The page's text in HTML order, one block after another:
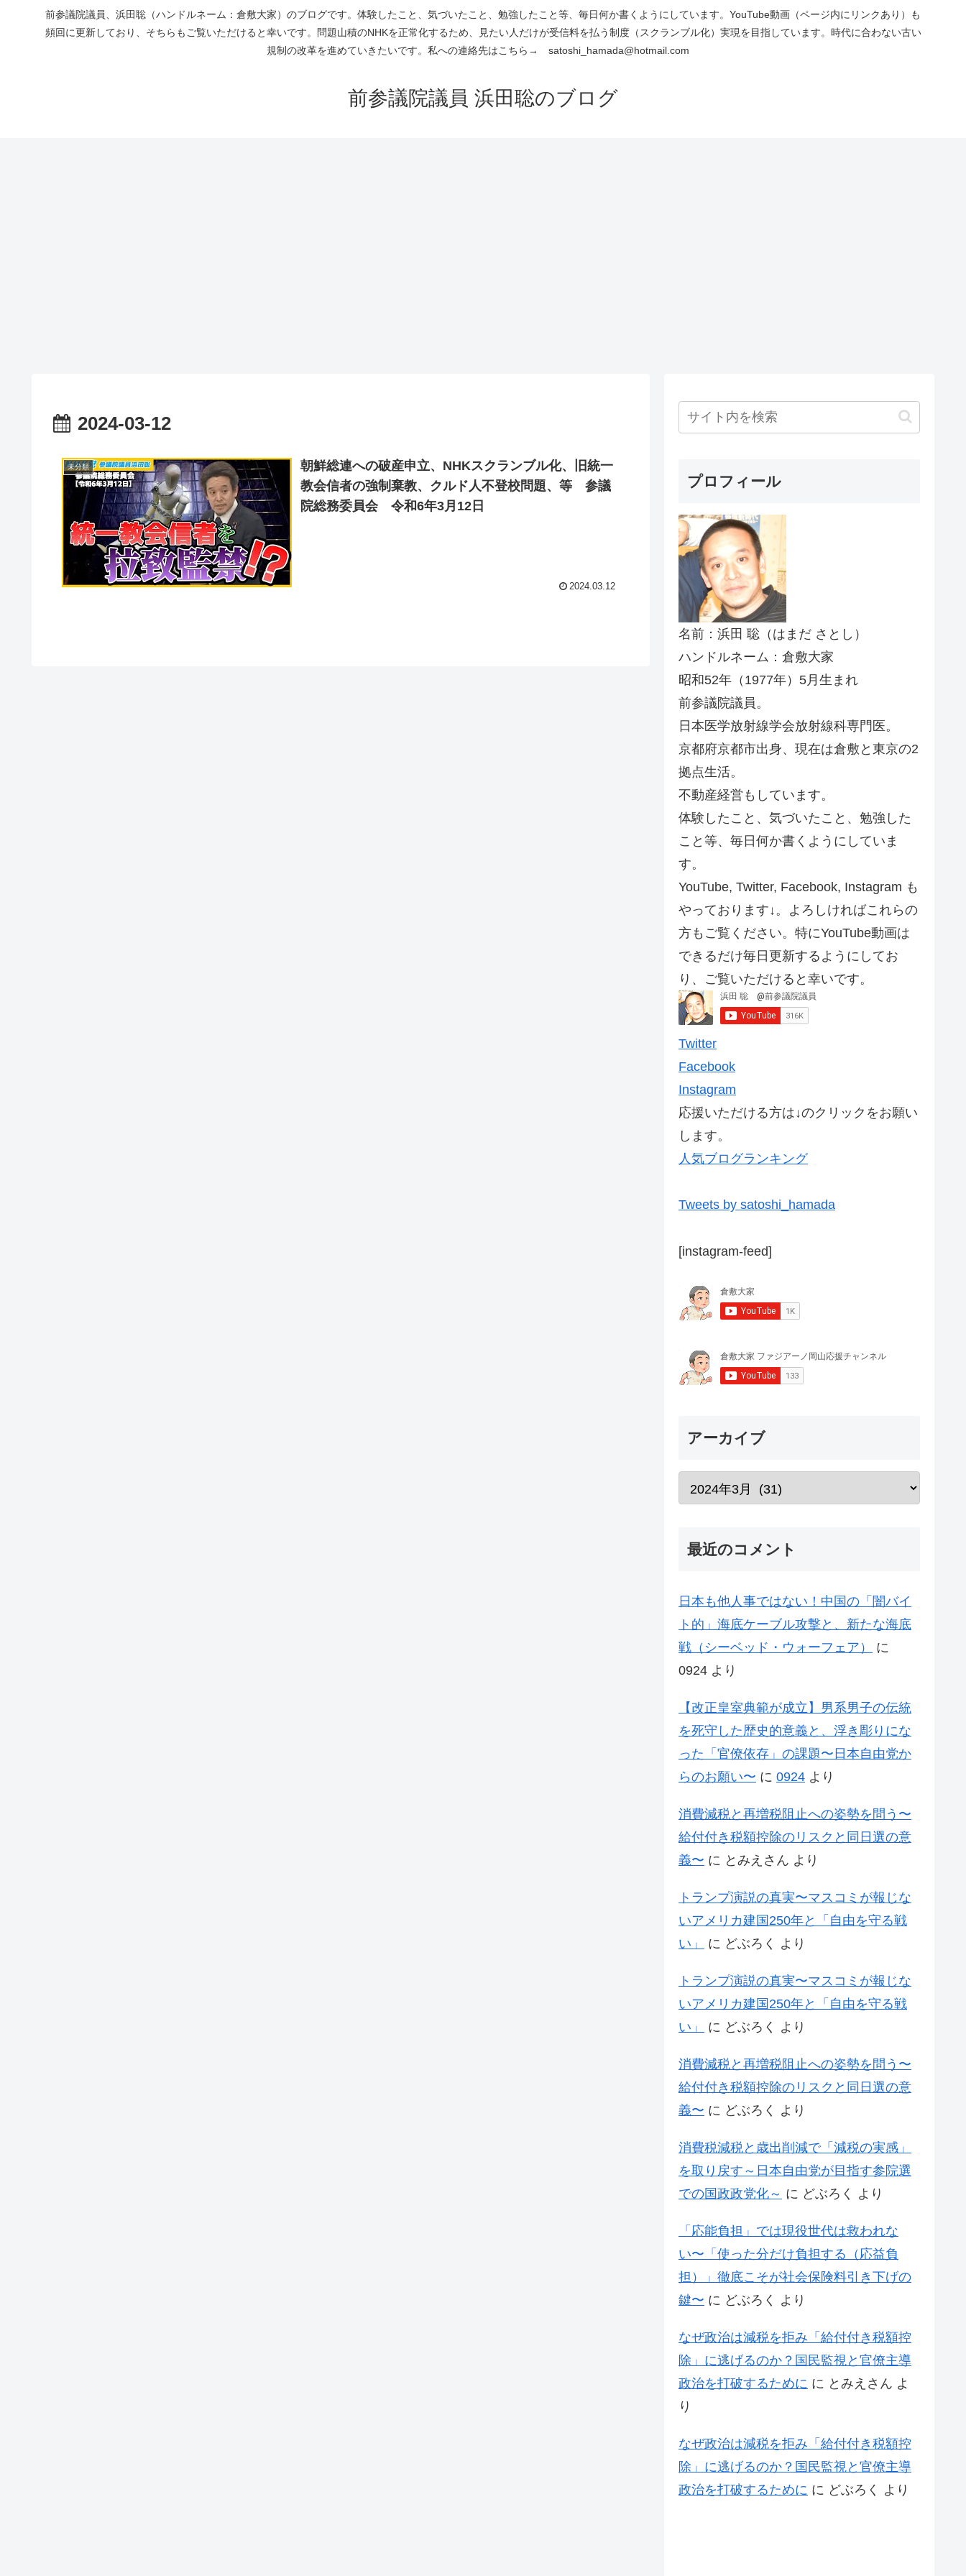
前参議院議員、浜田聡（ハンドルネーム：倉敷大家）のブログです。体験したこと、気づいたこと、勉強したこと等、毎日何か書くようにしています。YouTube動画（ページ内にリンクあり）も
頻回に更新しており、そちらもご覧いただけると幸いです。問題山積のNHKを正常化するため、見たい人だけが受信料を払う制度（スクランブル化）実現を目指しています。時代に合わない古い
規制の改革を進めていきたいです。私への連絡先はこちら→ satoshi_hamada@hotmail.com
前参議院議員 浜田聡のブログ
2024-03-12
未分類
朝鮮総連への破産申立、NHKスクランブル化、旧統一
教会信者の強制棄教、クルド人不登校問題、等 参議
院総務委員会 令和6年3月12日
2024.03.12
プロフィール
名前：浜田 聡（はまだ さとし）
ハンドルネーム：倉敷大家
昭和52年（1977年）5月生まれ
前参議院議員。
日本医学放射線学会放射線科専門医。
京都府京都市出身、現在は倉敷と東京の2
拠点生活。
不動産経営もしています。
体験したこと、気づいたこと、勉強した
こと等、毎日何か書くようにしていま
す。
YouTube, Twitter, Facebook, Instagram も
やっております↓。よろしければこれらの
方もご覧ください。特にYouTube動画は
できるだけ毎日更新するようにしてお
り、ご覧いただけると幸いです。
Twitter
Facebook
Instagram
応援いただける方は↓のクリックをお願い
します。
人気ブログランキング
Tweets by satoshi_hamada
[instagram-feed]
アーカイブ
最近のコメント
日本も他人事ではない！中国の「闇バイ
ト的」海底ケーブル攻撃と、新たな海底
戦（シーベッド・ウォーフェア）
に
0924 より
【改正皇室典範が成立】男系男子の伝統
を死守した歴史的意義と、浮き彫りにな
った「官僚依存」の課題〜日本自由党か
らのお願い〜 に 0924 より
消費減税と再増税阻止への姿勢を問う〜
給付付き税額控除のリスクと同日選の意
義〜 に とみえさん より
トランプ演説の真実〜マスコミが報じな
いアメリカ建国250年と「自由を守る戦
い」
に どぶろく より
トランプ演説の真実〜マスコミが報じな
いアメリカ建国250年と「自由を守る戦
い」
に どぶろく より
消費減税と再増税阻止への姿勢を問う〜
給付付き税額控除のリスクと同日選の意
義〜 に どぶろく より
消費税減税と歳出削減で「減税の実感」
を取り戻す～日本自由党が目指す参院選
での国政政党化～ に どぶろく より
「応能負担」では現役世代は救われな
い〜「使った分だけ負担する（応益負
担）」徹底こそが社会保険料引き下げの
鍵〜 に どぶろく より
なぜ政治は減税を拒み「給付付き税額控
除」に逃げるのか？国民監視と官僚主導
政治を打破するために に とみえさん よ
り
なぜ政治は減税を拒み「給付付き税額控
除」に逃げるのか？国民監視と官僚主導
政治を打破するために に どぶろく より